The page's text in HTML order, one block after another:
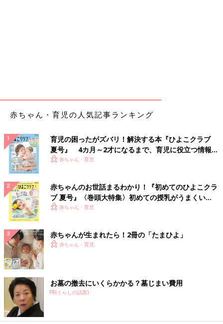
赤ちゃん・育児の人気記事ランキング
育児の困ったがズバリ！解決する本『ひよこクラブ
夏号』 4カ月～2才になるまで、育児に役立つ情報が
いっぱい！
赤ちゃん・育児
赤ちゃんのお世話まるわかり！『初めてのひよこクラ
ブ 夏号』〈巻頭大特集〉初めての授乳がうまくい
く！ おっぱい・ミルクの基本と夏のトラブル 解決テ
赤ちゃん・育児
赤ちゃんが生まれたら！2冊の「たまひよ」
赤ちゃん・育児
お墓の撤去にいくらかかる？墓じまい費用
PR(くらしの話題)